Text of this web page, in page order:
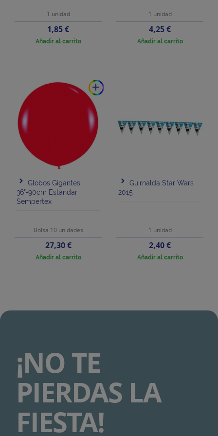
1 unidad
Precio
1,85 €
Añadir al carrito
1 unidad
Precio
4,25 €
Añadir al carrito
add
Globos Gigantes
36"-90cm Estándar
Sempertex
Bolsa 10 unidades
Precio
27,30 €
Añadir al carrito
Guirnalda Star Wars
2015
1 unidad
Precio
2,40 €
Añadir al carrito
¡NO TE
PIERDAS LA
FIESTA!